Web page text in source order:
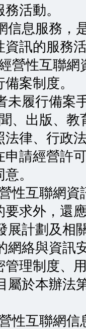
活動。
息服務，
資訊的服務
營性互聯網
案制度。
履行備案
、出版、教
法律、行政
申請經營許
。
性互聯網資
要求外，還
計劃及相
絡與資訊
管理制度、
於本辦法
性互聯網信